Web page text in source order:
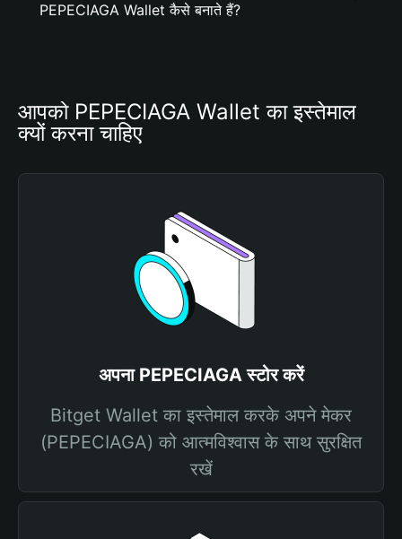
PEPECIAGA Wallet कैसे बनाते हैं?
आपको PEPECIAGA Wallet का इस्तेमाल
क्यों करना चाहिए
अपना PEPECIAGA स्टोर करें
Bitget Wallet का इस्तेमाल करके अपने मेकर
(PEPECIAGA) को आत्मविश्वास के साथ सुरक्षित
रखें